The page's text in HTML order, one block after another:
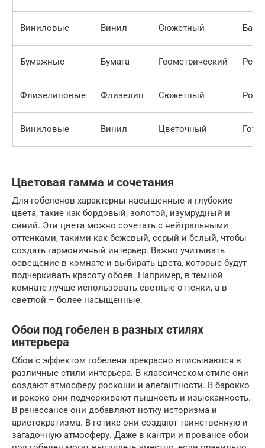
Виниловые Винил Сюжетный
Бумажные Бумага Геометрический
Флизелиновые Флизелин Сюжетный
Виниловые Винил Цветочный
Цветовая гамма и сочетания
Для гобеленов характерны насыщенные и глубокие
цвета, такие как бордовый, золотой, изумрудный и
синий. Эти цвета можно сочетать с нейтральными
оттенками, такими как бежевый, серый и белый, чтобы
создать гармоничный интерьер. Важно учитывать
освещение в комнате и выбирать цвета, которые будут
подчеркивать красоту обоев. Например, в темной
комнате лучше использовать светлые оттенки, а в
светлой – более насыщенные.
Обои под гобелен в разных стилях
интерьера
Обои с эффектом гобелена прекрасно вписываются в
различные стили интерьера. В классическом стиле они
создают атмосферу роскоши и элегантности. В барокко
и рококо они подчеркивают пышность и изысканность.
В ренессансе они добавляют нотку историзма и
аристократизма. В готике они создают таинственную и
загадочную атмосферу. Даже в кантри и провансе обои